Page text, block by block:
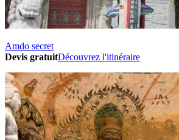
Amdo secret
Devis gratuitDécouvrez l'itinéraire